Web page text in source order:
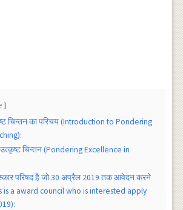
चिन्तन का परिचय (Introduction to Pondering
चिन्तन (Pondering Excellence in
परिषद है जो 30 अप्रैल 2019 तक आवेदन करने
a award council who is interested apply